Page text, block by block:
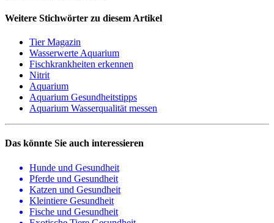
Weitere Stichwörter zu diesem Artikel
Tier Magazin
Wasserwerte Aquarium
Fischkrankheiten erkennen
Nitrit
Aquarium
Aquarium Gesundheitstipps
Aquarium Wasserqualität messen
Das könnte Sie auch interessieren
Hunde und Gesundheit
Pferde und Gesundheit
Katzen und Gesundheit
Kleintiere Gesundheit
Fische und Gesundheit